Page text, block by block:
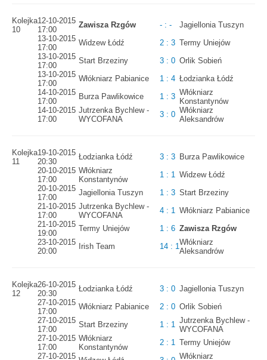
Kolejka
10
12-10-2015
17:00
Zawisza Rzgów - : -
Jagiellonia Tuszyn
13-10-2015
17:00
Widzew Łódź 2 : 3 Termy Uniejów
13-10-2015
17:00
Start Brzeziny 3 : 0 Orlik Sobień
13-10-2015
17:00
Włókniarz Pabianice 1 : 4 Łodzianka Łódź
14-10-2015
17:00
Burza Pawlikowice 1 : 3 Włókniarz
Konstantynów
14-10-2015
17:00
Jutrzenka Bychlew -
WYCOFANA
3 : 0 Włókniarz
Aleksandrów
Kolejka
11
19-10-2015
20:30
Łodzianka Łódź 3 : 3 Burza Pawlikowice
20-10-2015
17:00
Włókniarz
Konstantynów
1 : 1 Widzew Łódź
20-10-2015
17:00
Jagiellonia Tuszyn 1 : 3 Start Brzeziny
21-10-2015
17:00
Jutrzenka Bychlew -
WYCOFANA
4 : 1 Włókniarz Pabianice
21-10-2015
19:00
Termy Uniejów 1 : 6 Zawisza Rzgów
23-10-2015
20:00
Irish Team 14 : 1Włókniarz
Aleksandrów
Kolejka
12
26-10-2015
20:30
Łodzianka Łódź 3 : 0 Jagiellonia Tuszyn
27-10-2015
17:00
Włókniarz Pabianice 2 : 0 Orlik Sobień
27-10-2015
17:00
Start Brzeziny 1 : 1 Jutrzenka Bychlew -
WYCOFANA
27-10-2015
17:00
Włókniarz
Konstantynów
2 : 1 Termy Uniejów
27-10-2015
Włókniarz